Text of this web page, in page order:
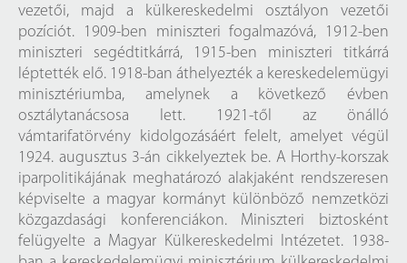
vezetői, majd a külkereskedelmi osztályon vezetői
pozíciót. 1909-ben miniszteri fogalmazóvá, 1912-ben
miniszteri segédtitkárrá, 1915-ben miniszteri titkárrá
léptették elő. 1918-ban áthelyezték a kereskedelemügyi
minisztériumba, amelynek a következő évben
osztálytanácsosa lett. 1921-től az önálló
vámtarifatörvény kidolgozásáért felelt, amelyet végül
1924. augusztus 3-án cikkelyeztek be. A Horthy-korszak
iparpolitikájának meghatározó alakjaként rendszeresen
képviselte a magyar kormányt különböző nemzetközi
közgazdasági konferenciákon. Miniszteri biztosként
felügyelte a Magyar Külkereskedelmi Intézetet. 1938-